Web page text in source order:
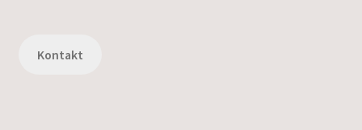
Kontakt